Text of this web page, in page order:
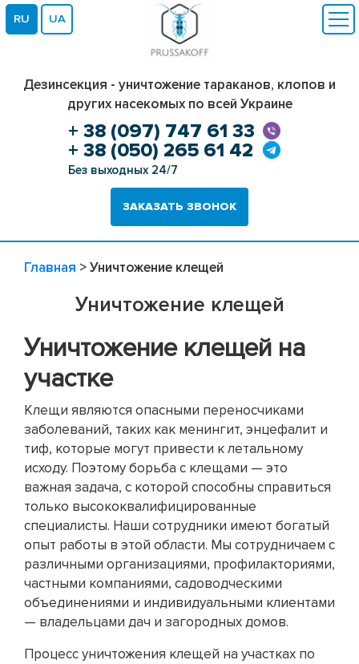
RU UA
Дезинсекция - уничтожение тараканов, клопов и
других насекомых по всей Украине
+ 38 (097) 747 61 33
+ 38 (050) 265 61 42
Без выходных 24/7
ЗАКАЗАТЬ ЗВОНОК
Главная >Уничтожение клещей
Уничтожение клещей
Уничтожение клещей на
участке
Клещи являются опасными переносчиками
заболеваний, таких как менингит, энцефалит и
тиф, которые могут привести к летальному
исходу. Поэтому борьба с клещами — это
важная задача, с которой способны справиться
только высококвалифицированные
специалисты. Наши сотрудники имеют богатый
опыт работы в этой области. Мы сотрудничаем с
различными организациями, профилакториями,
частными компаниями, садоводческими
объединениями и индивидуальными клиентами
— владельцами дач и загородных домов.
Процесс уничтожения клещей на участках по